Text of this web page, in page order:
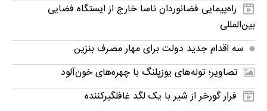
راه‌پیمایی فضانوردان ناسا خارج از ایستگاه فضایی
بین‌المللی
سه اقدام جدید دولت برای مهار مصرف بنزین
تصاویر؛ توله‌های یوزپلنگ با چهره‌های خون‌آلود
فرار گورخر از شیر با یک لگد غافلگیرکننده